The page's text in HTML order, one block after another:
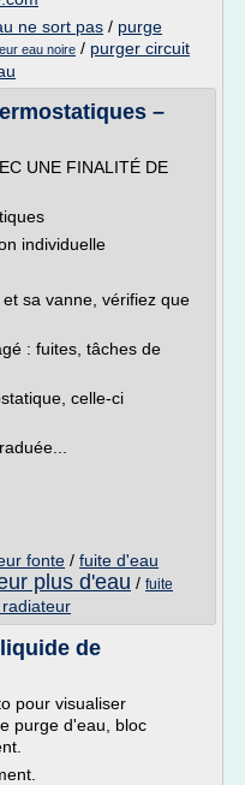
ne sort pas / purge
eau noire / purger circuit
–
UNE FINALITÉ DE
individuelle
sa vanne, vérifiez que
: fuites, tâches de
celle-ci
fonte / fuite d'eau
plus d'eau / fuite
de
pour visualiser
purge d'eau, bloc